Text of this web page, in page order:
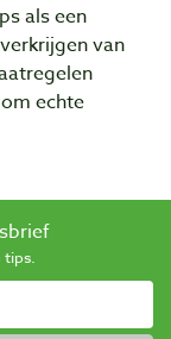
als een
van
echte
tips.